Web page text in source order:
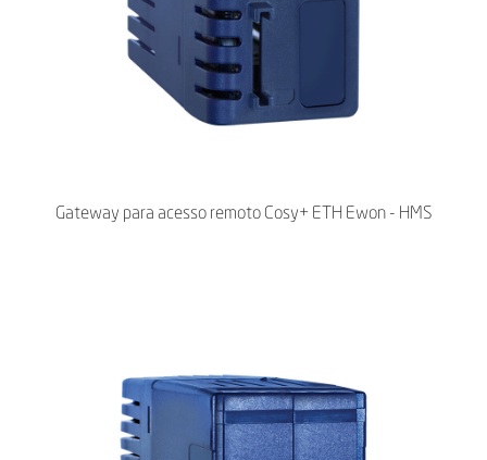
Gateway para acesso remoto Cosy+ ETH Ewon - HMS